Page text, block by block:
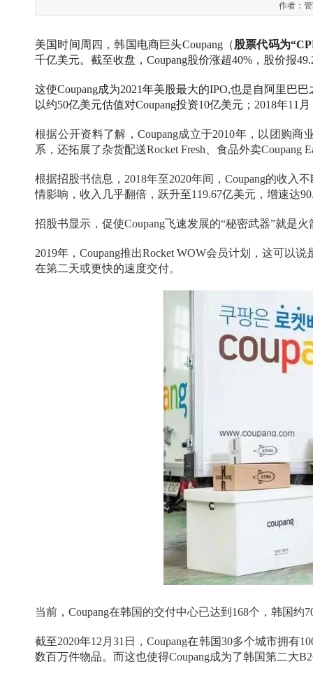
作者：
美国时间周四，韩国电商巨头Coupang（股票代码为
千亿美元。截至收盘，Coupang股价涨超40%，股价报
这使Coupang成为2021年美股最大的IPO,也是自阿里巴
以约50亿美元估值对Coupang投资10亿美元；2018年11
根据公开资料了解，Coupang成立于2010年，以团购
系，还拓展了杂货配送Rocket Fresh、食品外卖Coupang
根据招股书信息，2018年至2020年间，Coupang的收入
情影响，收入几乎翻倍，跃升至119.67亿美元，增速达
招股书显示，促使Coupang飞速发展的“秘密武器”就是火
2019年，Coupang推出Rocket WOW会员计划，这可以
在第二天或更快的速度交付。
当前，Coupang在韩国的交付中心已达到168个，韩国
截至2020年12月31日，Coupang在韩国30多个城市拥
数百万件物品。而这也使得Coupang成为了韩国第二大